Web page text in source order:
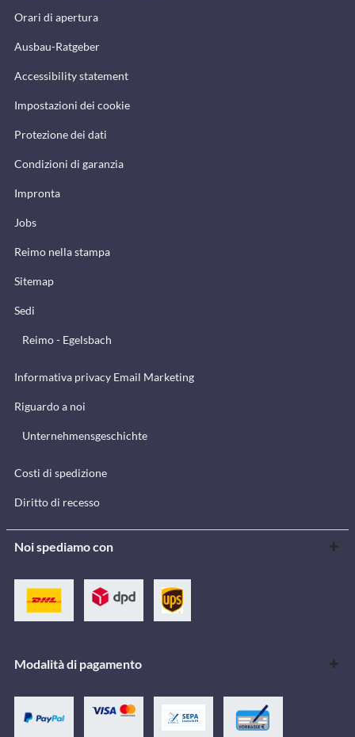
Orari di apertura
Ausbau-Ratgeber
Accessibility statement
Impostazioni dei cookie
Protezione dei dati
Condizioni di garanzia
Impronta
Jobs
Reimo nella stampa
Sitemap
Sedi
Reimo - Egelsbach
Informativa privacy Email Marketing
Riguardo a noi
Unternehmensgeschichte
Costi di spedizione
Diritto di recesso
Noi spediamo con
Modalità di pagamento